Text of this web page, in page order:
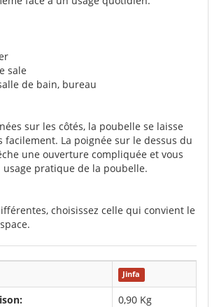
sale
de bain, bureau
sur les côtés, la poubelle se laisse
La poignée sur le dessus du
une ouverture compliquée et vous
usage pratique de la poubelle.
choisissez celle qui convient le
Jinfa
0,90 Kg